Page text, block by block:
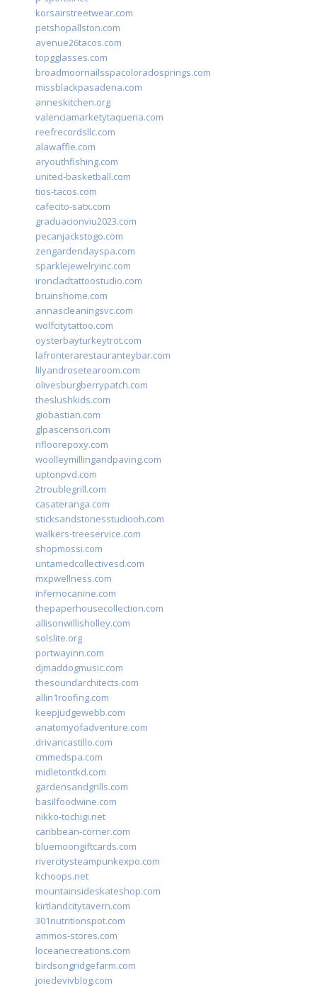
korsairstreetwear.com
petshopallston.com
avenue26tacos.com
topgglasses.com
broadmoornailsspacoloradosprings.com
missblackpasadena.com
anneskitchen.org
valenciamarketytaqueria.com
reefrecordsllc.com
alawaffle.com
aryouthfishing.com
united-basketball.com
tios-tacos.com
cafecito-satx.com
graduacionviu2023.com
pecanjackstogo.com
zengardendayspa.com
sparklejewelryinc.com
ironcladtattoostudio.com
bruinshome.com
annascleaningsvc.com
wolfcitytattoo.com
oysterbayturkeytrot.com
lafronterarestauranteybar.com
lilyandrosetearoom.com
olivesburgberrypatch.com
theslushkids.com
giobastian.com
glpascensori.com
rifloorepoxy.com
woolleymillingandpaving.com
uptonpvd.com
2troublegrill.com
casateranga.com
sticksandstonesstudiooh.com
walkers-treeservice.com
shopmossi.com
untamedcollectivesd.com
mxpwellness.com
infernocanine.com
thepaperhousecollection.com
allisonwillisholley.com
solslite.org
portwayinn.com
djmaddogmusic.com
thesoundarchitects.com
allin1roofing.com
keepjudgewebb.com
anatomyofadventure.com
drivancastillo.com
cmmedspa.com
midletontkd.com
gardensandgrills.com
basilfoodwine.com
nikko-tochigi.net
caribbean-corner.com
bluemoongiftcards.com
rivercitysteampunkexpo.com
kchoops.net
mountainsideskateshop.com
kirtlandcitytavern.com
301nutritionspot.com
ammos-stores.com
loceanecreations.com
birdsongridgefarm.com
joiedevivblog.com